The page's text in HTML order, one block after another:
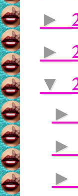
►
►
▼
►
►
►